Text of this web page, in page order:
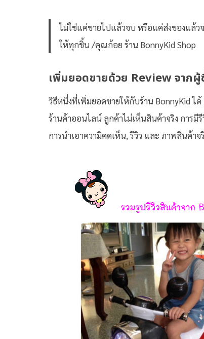
ไม่ใช่แค่ขายไปแล้วจบ หรือแค่ส่งของแล้
ให้ทุกชิ้น /คุณก้อย ร้าน BonnyKid Shop
เพิ่มยอดขายด้วย Review จากผู้
วิธีหนึ่งที่เพิ่มยอดขายให้กับร้าน BonnyKid ไ
ร้านค้าออนไลน์ ลูกค้าไม่เห็นสินค้าจริง การมี
การนำเอาความิคดเห็น, รีวิว และ ภาพสินค้า